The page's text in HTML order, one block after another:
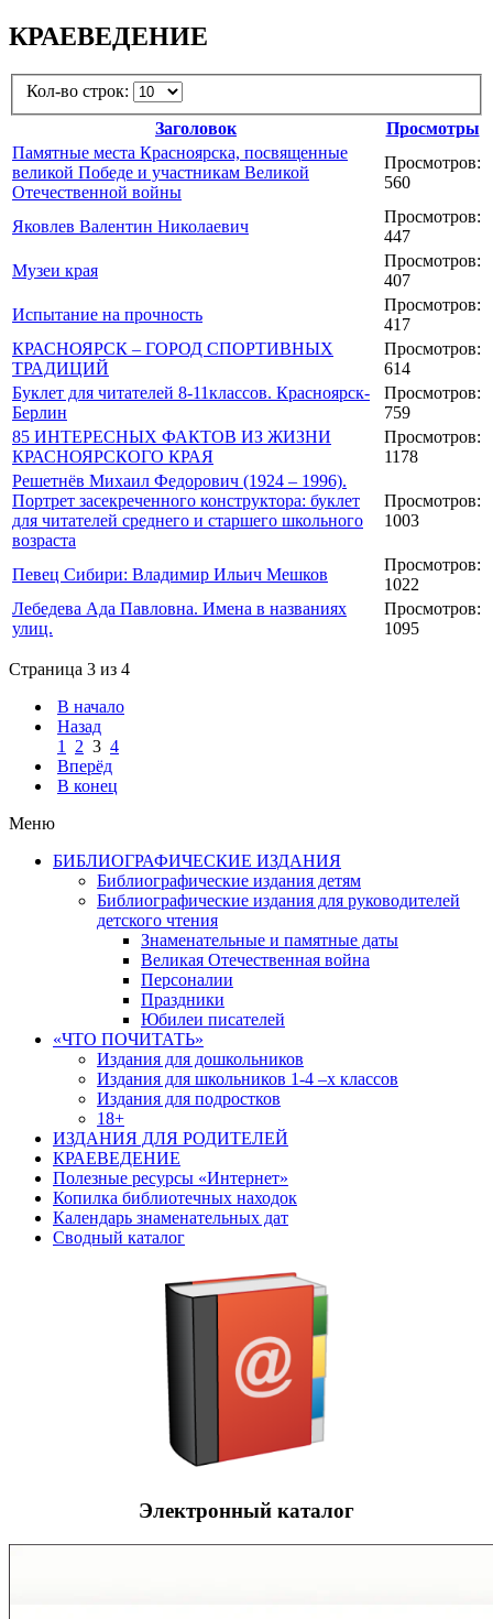
КРАЕВЕДЕНИЕ
Кол-во строк:
Заголовок
Просмотры
Памятные места Красноярска, посвященные
великой Победе и участникам Великой
Отечественной войны
Просмотров:
560
Яковлев Валентин Николаевич
Просмотров:
447
Музеи края
Просмотров:
407
Испытание на прочность
Просмотров:
417
КРАСНОЯРСК – ГОРОД СПОРТИВНЫХ
ТРАДИЦИЙ
Просмотров:
614
Буклет для читателей 8-11классов. Красноярск-
Берлин
Просмотров:
759
85 ИНТЕРЕСНЫХ ФАКТОВ ИЗ ЖИЗНИ
КРАСНОЯРСКОГО КРАЯ
Просмотров:
1178
Решетнёв Михаил Федорович (1924 – 1996).
Портрет засекреченного конструктора: буклет
для читателей среднего и старшего школьного
возраста
Просмотров:
1003
Певец Сибири: Владимир Ильич Мешков
Просмотров:
1022
Лебедева Ада Павловна. Имена в названиях
улиц.
Просмотров:
1095
Страница 3 из 4
В начало
Назад
1 2 3 4
Вперёд
В конец
Меню
БИБЛИОГРАФИЧЕСКИЕ ИЗДАНИЯ
Библиографические издания детям
Библиографические издания для руководителей
детского чтения
Знаменательные и памятные даты
Великая Отечественная война
Персоналии
Праздники
Юбилеи писателей
«ЧТО ПОЧИТАТЬ»
Издания для дошкольников
Издания для школьников 1-4 –х классов
Издания для подростков
18+
ИЗДАНИЯ ДЛЯ РОДИТЕЛЕЙ
КРАЕВЕДЕНИЕ
Полезные ресурсы «Интернет»
Копилка библиотечных находок
Календарь знаменательных дат
Сводный каталог
Электронный каталог